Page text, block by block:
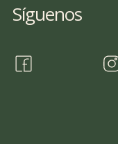
Síguenos